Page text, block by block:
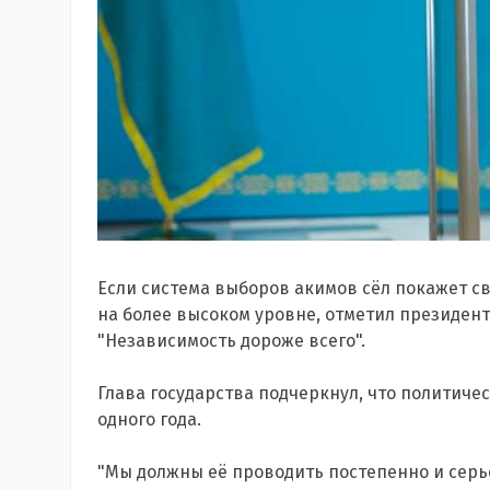
Если система выборов акимов сёл покажет
на более высоком уровне, отметил
"Независимость дороже всего".
Глава государства подчеркнул, что
одного года.
"Мы должны её проводить постепенно и